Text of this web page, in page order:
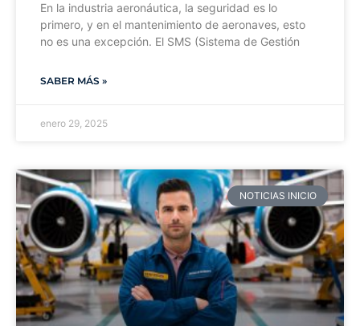
En la industria aeronáutica, la seguridad es lo
primero, y en el mantenimiento de aeronaves, esto
no es una excepción. El SMS (Sistema de Gestión
SABER MÁS »
enero 29, 2025
NOTICIAS INICIO